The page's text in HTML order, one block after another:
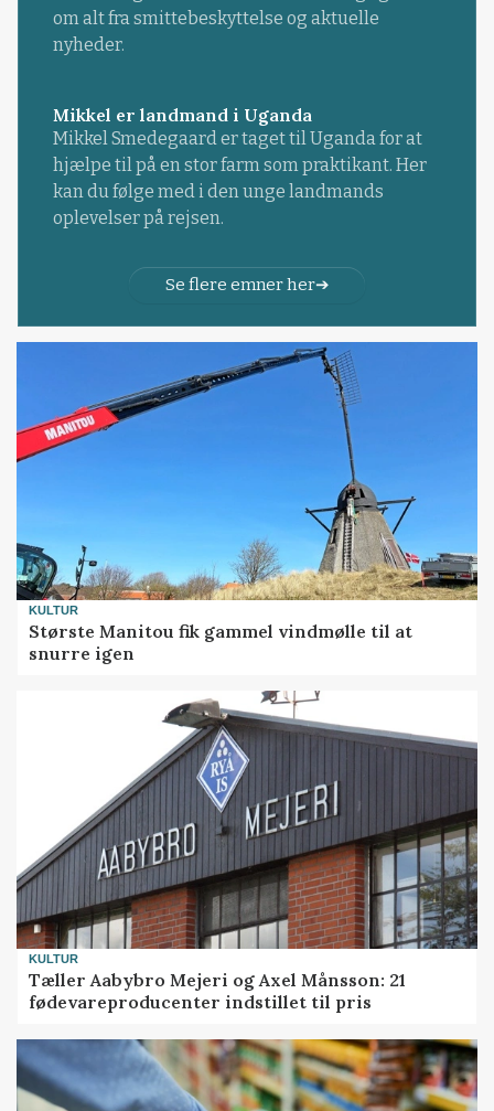
om alt fra smittebeskyttelse og aktuelle
nyheder.
Mikkel er landmand i Uganda
Mikkel Smedegaard er taget til Uganda for at
hjælpe til på en stor farm som praktikant. Her
kan du følge med i den unge landmands
oplevelser på rejsen.
Se flere emner her
KULTUR
Største Manitou fik gammel vindmølle til at
snurre igen
KULTUR
Tæller Aabybro Mejeri og Axel Månsson: 21
fødevareproducenter indstillet til pris